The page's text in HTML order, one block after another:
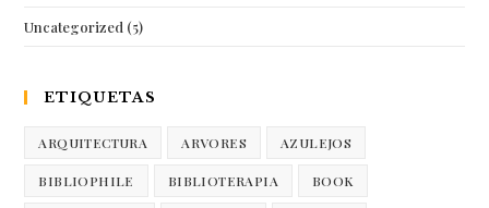
Uncategorized (5)
ETIQUETAS
ARQUITECTURA ARVORES AZULEJOS
BIBLIOPHILE BIBLIOTERAPIA BOOK